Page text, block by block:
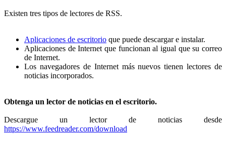
Existen tres tipos de lectores de RSS.
Aplicaciones de escritorio que puede descargar e instalar.
Aplicaciones de Internet que funcionan al igual que su correo
de Internet.
Los navegadores de Internet más nuevos tienen lectores de
noticias incorporados.
Obtenga un lector de noticias en el escritorio.
Descargue un lector de noticias desde
https://www.feedreader.com/download